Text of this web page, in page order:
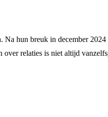
Na hun breuk in december
relaties is niet altijd